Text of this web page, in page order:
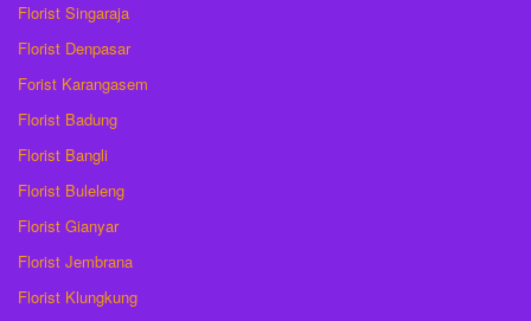
Florist Singaraja
Florist Denpasar
Forist Karangasem
Florist Badung
Florist Bangli
Florist Buleleng
Florist Gianyar
Florist Jembrana
Florist Klungkung